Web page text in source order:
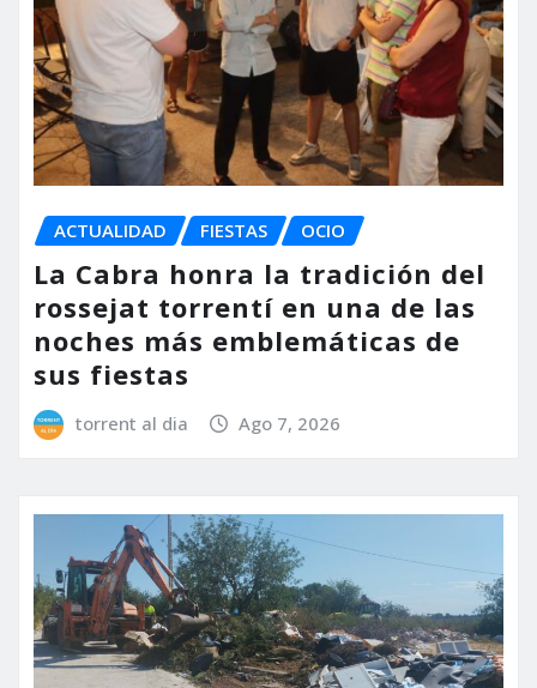
ACTUALIDAD FIESTAS OCIO
La Cabra honra la tradición del
rossejat torrentí en una de las
noches más emblemáticas de
sus fiestas
torrent al dia Ago 7, 2026